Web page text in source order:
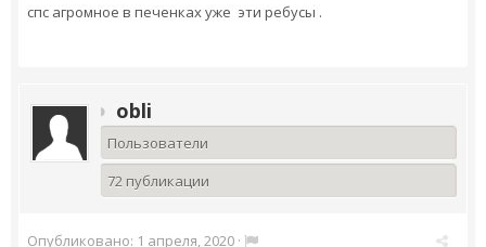
спс агромное в печенках уже эти ребусы .
obli
Пользователи
72 публикации
Опубликовано: 1 апреля, 2020 ·